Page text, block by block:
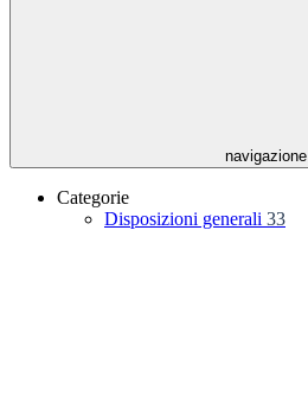
navigazione
Categorie
Disposizioni generali 33